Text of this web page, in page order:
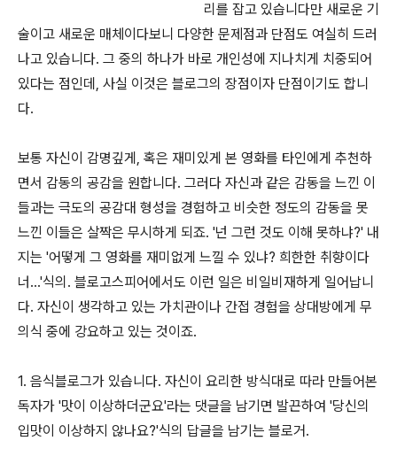
리를 잡고 있습니다만 새로운 기
술이고 새로운 매체이다보니 다양한 문제점과 단점도 여실히 드러
나고 있습니다. 그 중의 하나가 바로 개인성에 지나치게 치중되어
있다는 점인데, 사실 이것은 블로그의 장점이자 단점이기도 합니
다.
보통 자신이 감명깊게, 혹은 재미있게 본 영화를 타인에게 추천하
면서 감동의 공감을 원합니다. 그러다 자신과 같은 감동을 느낀 이
들과는 극도의 공감대 형성을 경험하고 비슷한 정도의 감동을 못
느낀 이들은 살짝은 무시하게 되죠. '넌 그런 것도 이해 못하냐?' 내
지는 '어떻게 그 영화를 재미없게 느낄 수 있냐? 희한한 취향이다
너...'식의. 블로고스피어에서도 이런 일은 비일비재하게 일어납니
다. 자신이 생각하고 있는 가치관이나 간접 경험을 상대방에게 무
의식 중에 강요하고 있는 것이죠.
1. 음식블로그가 있습니다. 자신이 요리한 방식대로 따라 만들어본
독자가 '맛이 이상하더군요'라는 댓글을 남기면 발끈하여 '당신의
입맛이 이상하지 않나요?'식의 답글을 남기는 블로거.